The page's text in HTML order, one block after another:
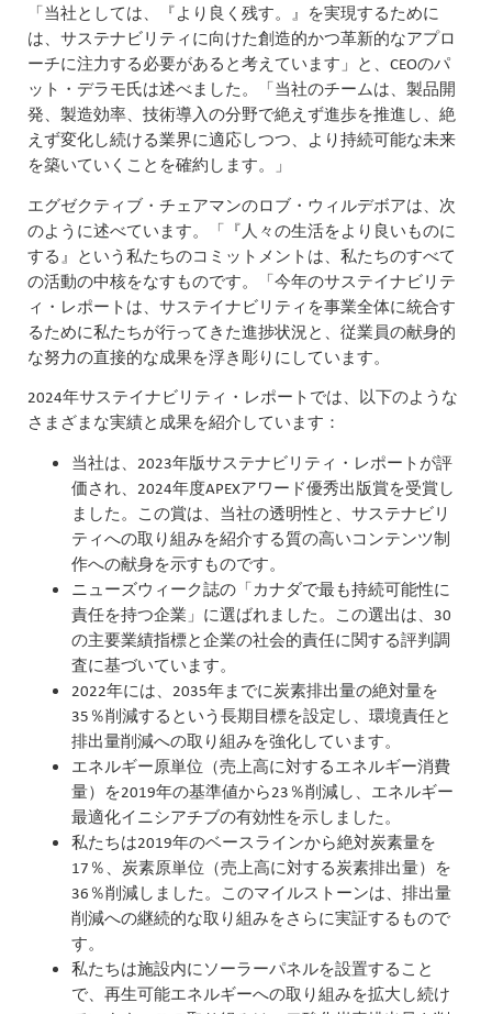
「当社としては、『より良く残す。』を実現するために
は、サステナビリティに向けた創造的かつ革新的なアプロ
ーチに注力する必要があると考えています」と、CEOのパ
ット・デラモ氏は述べました。「当社のチームは、製品開
発、製造効率、技術導入の分野で絶えず進歩を推進し、絶
えず変化し続ける業界に適応しつつ、より持続可能な未来
を築いていくことを確約します。」
エグゼクティブ・チェアマンのロブ・ウィルデボアは、次
のように述べています。「『人々の生活をより良いものに
する』という私たちのコミットメントは、私たちのすべて
の活動の中核をなすものです。「今年のサステイナビリテ
ィ・レポートは、サステイナビリティを事業全体に統合す
るために私たちが行ってきた進捗状況と、従業員の献身的
な努力の直接的な成果を浮き彫りにしています。
2024年サステイナビリティ・レポートでは、以下のような
さまざまな実績と成果を紹介しています：
当社は、2023年版サステナビリティ・レポートが評
価され、2024年度APEXアワード優秀出版賞を受賞し
ました。この賞は、当社の透明性と、サステナビリ
ティへの取り組みを紹介する質の高いコンテンツ制
作への献身を示すものです。
ニューズウィーク誌の「カナダで最も持続可能性に
責任を持つ企業」に選ばれました。この選出は、30
の主要業績指標と企業の社会的責任に関する評判調
査に基づいています。
2022年には、2035年までに炭素排出量の絶対量を
35％削減するという長期目標を設定し、環境責任と
排出量削減への取り組みを強化しています。
エネルギー原単位（売上高に対するエネルギー消費
量）を2019年の基準値から23％削減し、エネルギー
最適化イニシアチブの有効性を示しました。
私たちは2019年のベースラインから絶対炭素量を
17％、炭素原単位（売上高に対する炭素排出量）を
36％削減しました。このマイルストーンは、排出量
削減への継続的な取り組みをさらに実証するもので
す。
私たちは施設内にソーラーパネルを設置すること
で、再生可能エネルギーへの取り組みを拡大し続け